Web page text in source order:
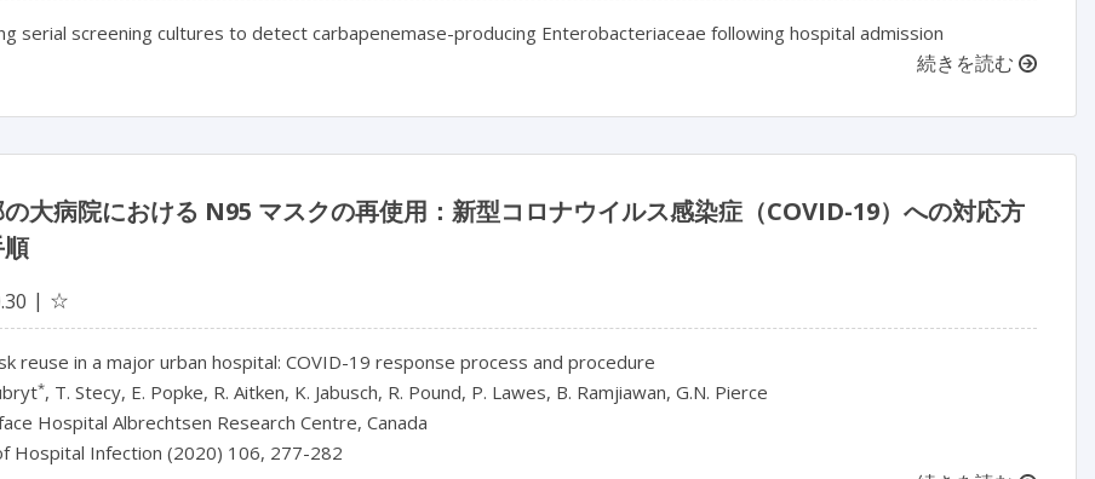
serial screening cultures to detect carbapenemase-producing Enterobacteriaceae following hospital admission
続きを読む
大病院における N95 マスクの再使用：新型コロナウイルス感染症（COVID-19）への対応方
☆
reuse in a major urban hospital: COVID-19 response process and procedure
*, T. Stecy, E. Popke, R. Aitken, K. Jabusch, R. Pound, P. Lawes, B. Ramjiawan, G.N. Pierce
Hospital Albrechtsen Research Centre, Canada
Hospital Infection (2020) 106, 277-282